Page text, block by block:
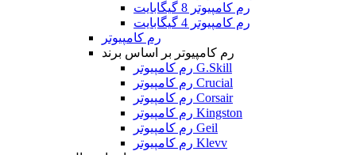
رم کامپیوتر 8 گیگابایت
رم کامپیوتر 4 گیگابایت
رم کامپیوتر
رم کامپیوتر بر اساس برند
رم کامپیوتر G.Skill
رم کامپیوتر Crucial
رم کامپیوتر Corsair
رم کامپیوتر Kingston
رم کامپیوتر Geil
رم کامپیوتر Klevv